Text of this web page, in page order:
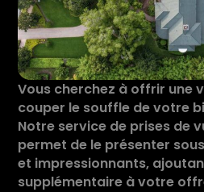
Vous cherchez à offrir une
couper le souffle de votre
Notre service de prises de
permet de le présenter
et impressionnants,
supplémentaire à votre